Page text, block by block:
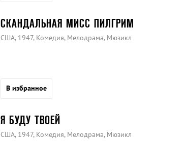
СКАНДАЛЬНАЯ МИСС ПИЛГРИМ
США, 1947, Комедия, Мелодрама, Мюзикл
В избранное
Я БУДУ ТВОЕЙ
США, 1947, Комедия, Мелодрама, Мюзикл